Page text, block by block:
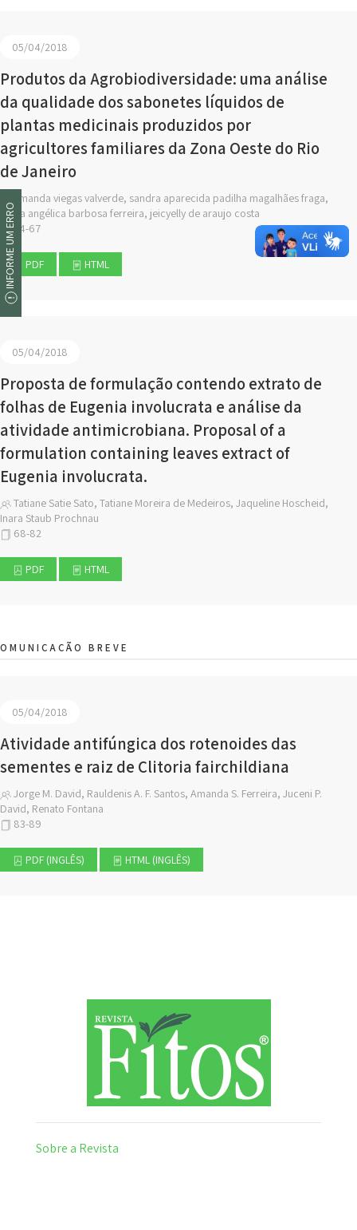
05/04/2018
Produtos da Agrobiodiversidade: uma análise
da qualidade dos sabonetes líquidos de
plantas medicinais produzidos por
agricultores familiares da Zona Oeste do Rio
de Janeiro
amanda viegas valverde, sandra aparecida padilha magalhães fraga,
joana angélica barbosa ferreira, jeicyelly de araujo costa
54-67
PDF HTML
05/04/2018
Proposta de formulação contendo extrato de
folhas de Eugenia involucrata e análise da
atividade antimicrobiana. Proposal of a
formulation containing leaves extract of
Eugenia involucrata.
Tatiane Satie Sato, Tatiane Moreira de Medeiros, Jaqueline Hoscheid,
Inara Staub Prochnau
68-82
PDF HTML
BREVE
05/04/2018
Atividade antifúngica dos rotenoides das
sementes e raiz de Clitoria fairchildiana
Jorge M. David, Rauldenis A. F. Santos, Amanda S. Ferreira, Juceni P.
David, Renato Fontana
83-89
PDF (INGLÊS) HTML (INGLÊS)
Sobre a Revista
INFORME UM ERRO